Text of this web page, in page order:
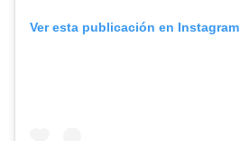
Ver esta publicación en Instagram